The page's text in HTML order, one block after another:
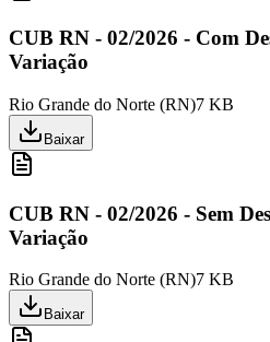
CUB RN - 02/2026 - Com
Variação
Rio Grande do Norte (RN)7 KB
Baixar
CUB RN - 02/2026 - Sem
Variação
Rio Grande do Norte (RN)7 KB
Baixar